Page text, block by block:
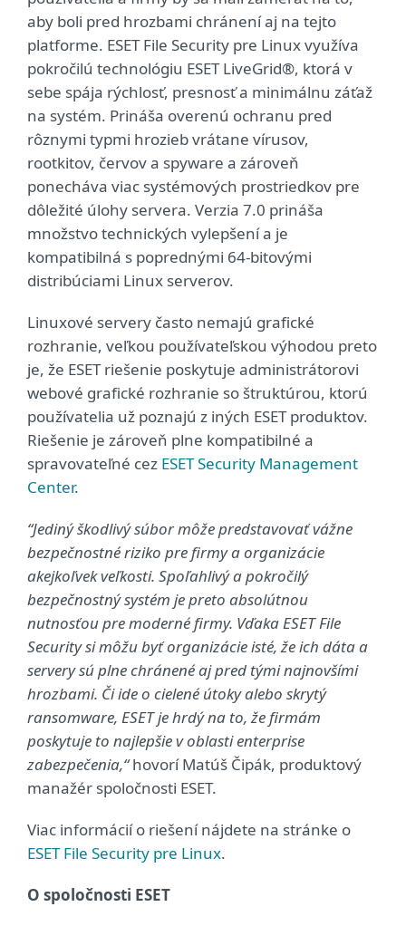
aby boli pred hrozbami chránení aj na tejto
platforme. ESET File Security pre Linux využíva
pokročilú technológiu ESET LiveGrid®, ktorá v
sebe spája rýchlosť, presnosť a minimálnu záťaž
na systém. Prináša overenú ochranu pred
rôznymi typmi hrozieb vrátane vírusov,
rootkitov, červov a spyware a zároveň
ponecháva viac systémových prostriedkov pre
dôležité úlohy servera. Verzia 7.0 prináša
množstvo technických vylepšení a je
kompatibilná s poprednými 64-bitovými
distribúciami Linux serverov.
Linuxové servery často nemajú grafické
rozhranie, veľkou používateľskou výhodou preto
je, že ESET riešenie poskytuje administrátorovi
webové grafické rozhranie so štruktúrou, ktorú
používatelia už poznajú z iných ESET produktov.
Riešenie je zároveň plne kompatibilné a
spravovateľné cez ESET Security Management
Center.
“Jediný škodlivý súbor môže predstavovať vážne
bezpečnostné riziko pre firmy a organizácie
akejkoľvek veľkosti. Spoľahlivý a pokročilý
bezpečnostný systém je preto absolútnou
nutnosťou pre moderné firmy. Vďaka ESET File
Security si môžu byť organizácie isté, že ich dáta a
servery sú plne chránené aj pred tými najnovšími
hrozbami. Či ide o cielené útoky alebo skrytý
ransomware, ESET je hrdý na to, že firmám
poskytuje to najlepšie v oblasti enterprise
zabezpečenia,“hovorí Matúš Čipák, produktový
manažér spoločnosti ESET.
Viac informácií o riešení nájdete na stránke o
ESET File Security pre Linux.
O spoločnosti ESET